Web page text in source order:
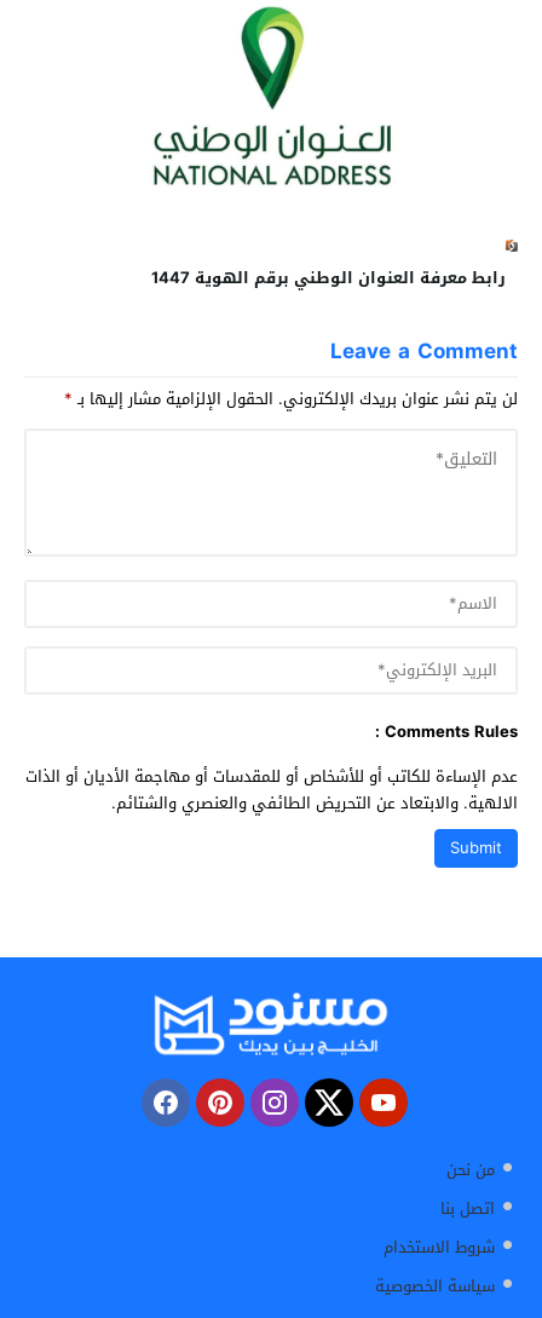
رابط معرفة العنوان الوطني برقم الهوية 1447
Leave a Comment
لن يتم نشر عنوان بريدك الإلكتروني. الحقول الإلزامية مشار إليها بـ*
Comments Rules :
عدم الإساءة للكاتب أو للأشخاص أو للمقدسات أو مهاجمة الأديان أو الذات
الالهية. والابتعاد عن التحريض الطائفي والعنصري والشتائم.
من نحن
اتصل بنا
شروط الاستخدام
سياسة الخصوصية